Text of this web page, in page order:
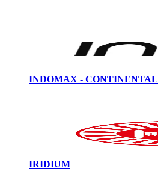
INDOMAX - CONTINENTAL
IRIDIUM